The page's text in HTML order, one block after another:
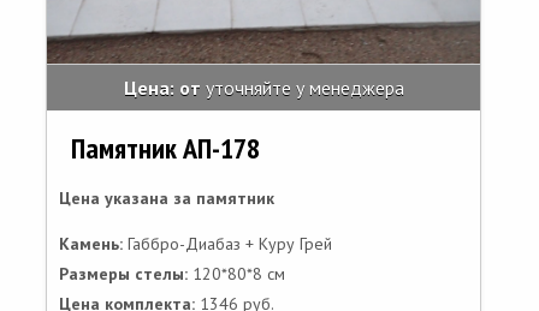
Цена: от уточняйте у менеджера
Памятник АП-178
Цена указана за памятник
Камень: Габбро-Диабаз + Куру Грей
Размеры стелы: 120*80*8 см
Цена комплекта: 1346 руб.